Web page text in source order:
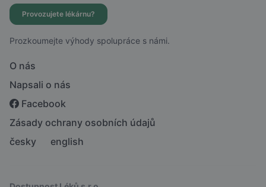
Provozujete lékárnu?
Prozkoumejte výhody spolupráce s námi.
O nás
Napsali o nás
Facebook
Zásady ochrany osobních údajů
česky
english